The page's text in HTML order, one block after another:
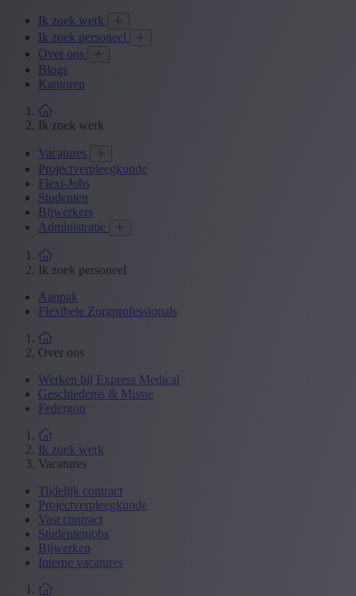
Ik zoek werk
Ik zoek personeel
Over ons
Blogs
Kantoren
Ik zoek werk
Vacatures
Projectverpleegkunde
Flexi-Jobs
Studenten
Bijwerkers
Administratie
Ik zoek personeel
Aanpak
Flexibele Zorgprofessionals
Over ons
Werken bij Express Medical
Geschiedenis & Missie
Federgon
Ik zoek werk
Vacatures
Tijdelijk contract
Projectverpleegkunde
Vast contract
Studentenjobs
Bijwerken
Interne vacatures